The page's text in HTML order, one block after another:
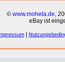
© www.moheta.de,
eBay ist